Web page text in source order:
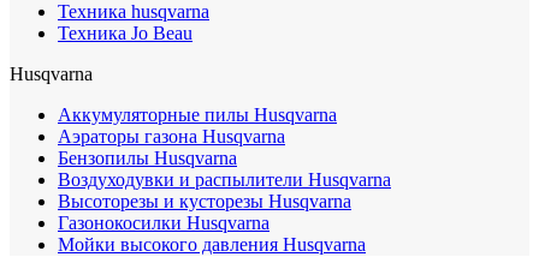
Техника husqvarna
Техника Jo Beau
Husqvarna
Аккумуляторные пилы Husqvarna
Аэраторы газона Husqvarna
Бензопилы Husqvarna
Воздуходувки и распылители Husqvarna
Высоторезы и кусторезы Husqvarna
Газонокосилки Husqvarna
Мойки высокого давления Husqvarna